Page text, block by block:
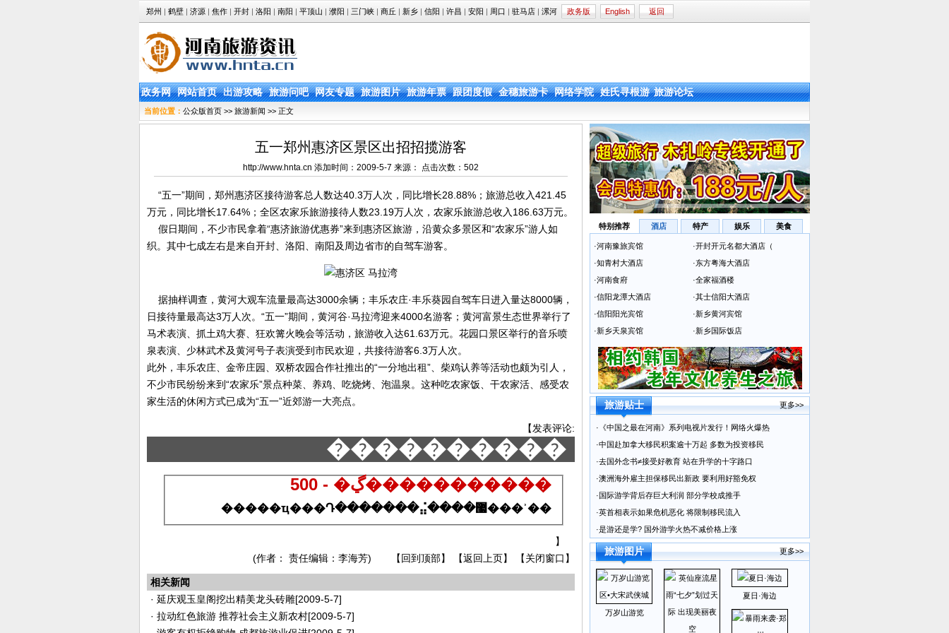
郑州 | 鹤壁 | 济源 | 焦作 | 开封 | 洛阳 | 南阳 | 平顶山 | 濮阳 | 三门峡 | 商丘 | 新乡 | 信阳 | 许昌 | 安阳 | 周口 | 驻马店 | 漯河 政务版 English 返回
政务网 网站首页 出游攻略 旅游问吧 网友专题 旅游图片 旅游年票 跟团度假 金穗旅游卡 网络学院 姓氏寻根游 旅游论坛
当前位置： 公众版首页 >> 旅游新闻 >> 正文
五一郑州惠济区景区出招招揽游客
http://www.hnta.cn 添加时间：2009-5-7 来源： 点击次数： 502
“五一”期间，郑州惠济区接待游客总人数达40.3万人次，同比增长28.88%；旅游总收入421.45
万元，同比增长17.64%；全区农家乐旅游接待人数23.19万人次，农家乐旅游总收入186.63万元。
假日期间，不少市民拿着“惠济旅游优惠券”来到惠济区旅游，沿黄众多景区和“农家乐”游人如
织。其中七成左右是来自开封、洛阳、南阳及周边省市的自驾车游客。
据抽样调查，黄河大观车流量最高达3000余辆；丰乐农庄·丰乐葵园自驾车日进入量达8000辆，
日接待量最高达3万人次。“五一”期间，黄河谷·马拉湾迎来4000名游客；黄河富景生态世界举行了
马术表演、抓土鸡大赛、狂欢篝火晚会等活动，旅游收入达61.63万元。花园口景区举行的音乐喷
泉表演、少林武术及黄河号子表演受到市民欢迎，共接待游客6.3万人次。
此外，丰乐农庄、金帝庄园、双桥农园合作社推出的“一分地出租”、柴鸡认养等活动也颇为引人，
不少市民纷纷来到“农家乐”景点种菜、养鸡、吃烧烤、泡温泉。这种吃农家饭、干农家活、感受农
家生活的休闲方式已成为“五一”近郊游一大亮点。
【发表评论:
����������
500 - �ڲ�����������
�����ҵ���Դ�������⣬����޷���ʾ��
】
(作者： 责任编辑：李海芳) 【回到顶部】 【返回上页】 【关闭窗口】
相关新闻
· 延庆观玉皇阁挖出精美龙头砖雕[2009-5-7]
· 拉动红色旅游 推荐社会主义新农村[2009-5-7]
特别推荐 酒店 特产 娱乐 美食
·河南豫旅宾馆 ·开封开元名都大酒店（
·知青村大酒店 ·东方粤海大酒店
·河南食府 ·全家福酒楼
·信阳龙潭大酒店 ·其士信阳大酒店
·信阳阳光宾馆 ·新乡黄河宾馆
·新乡天泉宾馆 ·新乡国际饭店
旅游贴士 更多>>
· 《中国之最在河南》系列电视片发行！网络火爆热
·中国赴加拿大移民积案逾十万起 多数为投资移民
·去国外念书≠接受好教育 站在升学的十字路口
·澳洲海外雇主担保移民出新政 要利用好豁免权
· 国际游学背后存巨大利润 部分学校成推手
·英首相表示如果危机恶化 将限制移民流入
·是游还是学? 国外游学火热不减价格上涨
旅游图片 更多>>
万岁山游览
夏日·海边